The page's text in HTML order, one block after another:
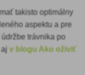
takisto optimálny
aspektu a pre
trávnika po
ajv blogu Ako oživiť